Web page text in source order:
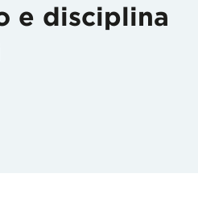
e disciplina